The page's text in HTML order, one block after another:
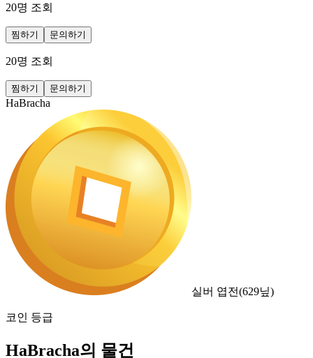
20명 조회
찜하기 문의하기
20명 조회
찜하기 문의하기
HaBracha
실버 엽전(629닢)
코인 등급
HaBracha의 물건